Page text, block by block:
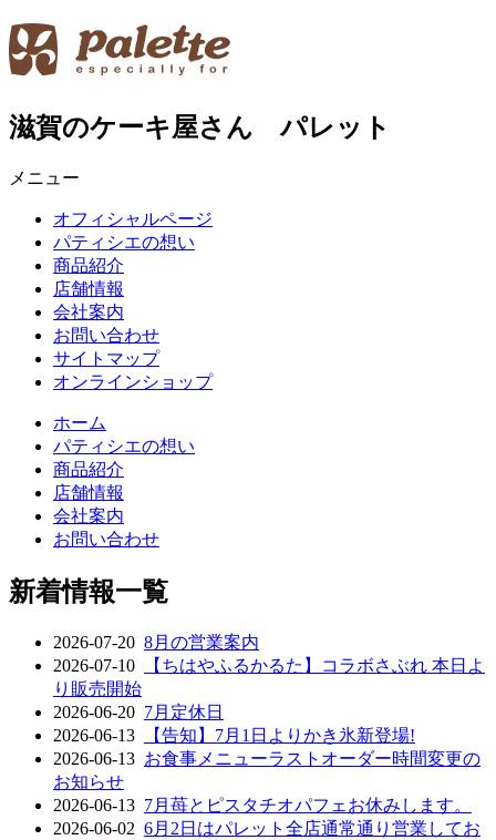
滋賀のケーキ屋さん パレット
メニュー
オフィシャルページ
パティシエの想い
商品紹介
店舗情報
会社案内
お問い合わせ
サイトマップ
オンラインショップ
ホーム
パティシエの想い
商品紹介
店舗情報
会社案内
お問い合わせ
新着情報一覧
2026-07-20 8月の営業案内
2026-07-10
【ちはやふるかるた】コラボさぶれ 本日よ
り販売開始
2026-06-20 7月定休日
2026-06-13
【告知】7月1日よりかき氷新登場!
2026-06-13 お食事メニューラストオーダー時間変更の
お知らせ
2026-06-13 7月苺とピスタチオパフェお休みします。
2026-06-02 6月2日はパレット全店通常通り営業してお